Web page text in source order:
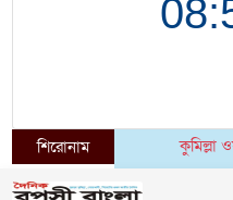
শিরোনাম কুমিল্লা